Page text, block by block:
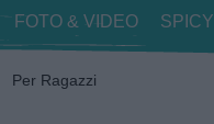
FOTO & VIDEO SPICY
Per Ragazzi